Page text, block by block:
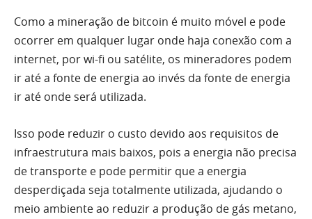
Como a mineração de bitcoin é muito móvel e pode
ocorrer em qualquer lugar onde haja conexão com a
internet, por wi-fi ou satélite, os mineradores podem
ir até a fonte de energia ao invés da fonte de energia
ir até onde será utilizada.
Isso pode reduzir o custo devido aos requisitos de
infraestrutura mais baixos, pois a energia não precisa
de transporte e pode permitir que a energia
desperdiçada seja totalmente utilizada, ajudando o
meio ambiente ao reduzir a produção de gás metano,